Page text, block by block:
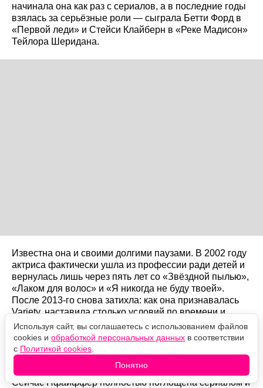
начинала она как раз с сериалов, а в последние годы
взялась за серьёзные роли — сыграла Бетти Форд в
«Первой леди» и Стейси Клайберн в «Реке Мадисон»
Тейлора Шеридана.
Известна она и своими долгими паузами. В 2002 году
актриса фактически ушла из профессии ради детей и
вернулась лишь через пять лет со «Звёздной пылью»,
«Лаком для волос» и «Я никогда не буду твоей».
После 2013-го снова затихла: как она признавалась
Variety, наставила столько условий по времени и
месту съёмок, что«стала практически
ненанимаемой». К 2017 году её вернули «Убийство в
„Восточном экспрессе“», «мама!» и другие проекты, а
позже она мелькнула в фильмах о Человеке-муравье.
Сейчас Пфайффер полностью поглощена сериалом и
Используя сайт, вы соглашаетесь с использованием файлов
cookies и обработкой персональных данных в соответствии
с Политикой cookies
Понятно